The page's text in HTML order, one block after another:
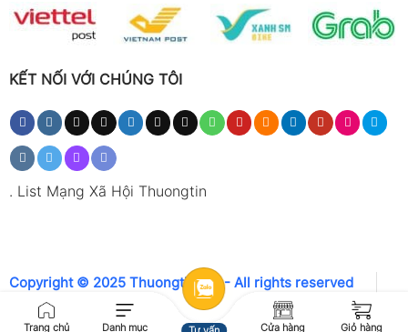
KẾT NỐI VỚI CHÚNG TÔI
. List Mạng Xã Hội Thuongtin
Copyright © 2025 Thuongtin.net - All rights reserved
Trang chủ Danh mục Cửa hàng Giỏ hàng